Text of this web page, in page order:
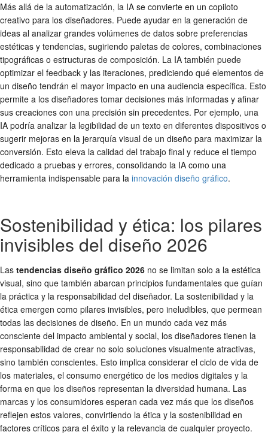
Más allá de la automatización, la IA se convierte en un copiloto
creativo para los diseñadores. Puede ayudar en la generación de
ideas al analizar grandes volúmenes de datos sobre preferencias
estéticas y tendencias, sugiriendo paletas de colores, combinaciones
tipográficas o estructuras de composición. La IA también puede
optimizar el feedback y las iteraciones, prediciendo qué elementos de
un diseño tendrán el mayor impacto en una audiencia específica. Esto
permite a los diseñadores tomar decisiones más informadas y afinar
sus creaciones con una precisión sin precedentes. Por ejemplo, una
IA podría analizar la legibilidad de un texto en diferentes dispositivos o
sugerir mejoras en la jerarquía visual de un diseño para maximizar la
conversión. Esto eleva la calidad del trabajo final y reduce el tiempo
dedicado a pruebas y errores, consolidando la IA como una
herramienta indispensable para la innovación diseño gráfico.
Sostenibilidad y ética: los pilares
invisibles del diseño 2026
Las tendencias diseño gráfico 2026 no se limitan solo a la estética
visual, sino que también abarcan principios fundamentales que guían
la práctica y la responsabilidad del diseñador. La sostenibilidad y la
ética emergen como pilares invisibles, pero ineludibles, que permean
todas las decisiones de diseño. En un mundo cada vez más
consciente del impacto ambiental y social, los diseñadores tienen la
responsabilidad de crear no solo soluciones visualmente atractivas,
sino también conscientes. Esto implica considerar el ciclo de vida de
los materiales, el consumo energético de los medios digitales y la
forma en que los diseños representan la diversidad humana. Las
marcas y los consumidores esperan cada vez más que los diseños
reflejen estos valores, convirtiendo la ética y la sostenibilidad en
factores críticos para el éxito y la relevancia de cualquier proyecto.